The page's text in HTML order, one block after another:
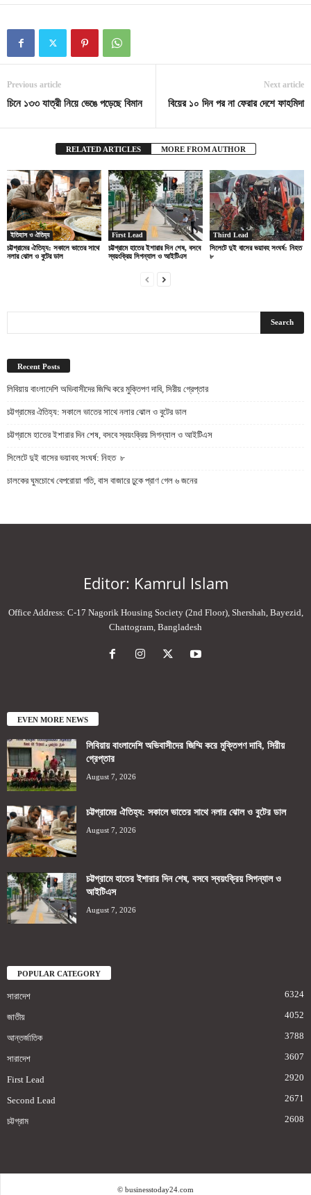
Previous article
চিনে ১৩৩ যাত্রী নিয়ে ভেঙে পড়েছে বিমান
Next article
বিয়ের ১০ দিন পর না ফেরার দেশে ফাহমিদা
RELATED ARTICLES MORE FROM AUTHOR
ইতিহাস ও ঐতিহ্য
চট্টগ্রামের ঐতিহ্য: সকালে ভাতের সাথে
নলার ঝোল ও বুটের ডাল
First Lead
চট্টগ্রামে হাতের ইশারার দিন শেষ, বসবে
স্বয়ংক্রিয় সিগন্যাল ও আইটিএস
Third Lead
সিলেটে দুই বাসের ভয়াবহ সংঘর্ষ: নিহত
৮
Recent Posts
লিবিয়ায় বাংলাদেশি অভিবাসীদের জিম্মি করে মুক্তিপণ দাবি, সিরীয় গ্রেপ্তার
চট্টগ্রামের ঐতিহ্য: সকালে ভাতের সাথে নলার ঝোল ও বুটের ডাল
চট্টগ্রামে হাতের ইশারার দিন শেষ, বসবে স্বয়ংক্রিয় সিগন্যাল ও আইটিএস
সিলেটে দুই বাসের ভয়াবহ সংঘর্ষ: নিহত ৮
চালকের ঘুমচোখে বেপরোয়া গতি, বাস বাজারে ঢুকে প্রাণ গেল ৬ জনের
Editor: Kamrul Islam
Office Address: C-17 Nagorik Housing Society (2nd Floor), Shershah, Bayezid,
Chattogram, Bangladesh
EVEN MORE NEWS
লিবিয়ায় বাংলাদেশি অভিবাসীদের জিম্মি করে মুক্তিপণ দাবি, সিরীয়
গ্রেপ্তার
August 7, 2026
চট্টগ্রামের ঐতিহ্য: সকালে ভাতের সাথে নলার ঝোল ও বুটের ডাল
August 7, 2026
চট্টগ্রামে হাতের ইশারার দিন শেষ, বসবে স্বয়ংক্রিয় সিগন্যাল ও
আইটিএস
August 7, 2026
POPULAR CATEGORY
সারাদেশ 6324
জাতীয় 4052
আন্তর্জাতিক 3788
সারাদেশ 3607
First Lead 2920
Second Lead 2671
চট্টগ্রাম 2608
© businesstoday24.com